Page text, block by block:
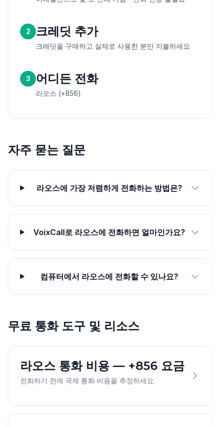
2 크레딧 추가
크레딧을 구매하고 실제로 사용한 분만 지불하세요
3 어디든 전화
라오스 (+856)
자주 묻는 질문
라오스에 가장 저렴하게 전화하는 방법은?
VoixCall로 라오스에 전화하면 얼마인가요?
컴퓨터에서 라오스에 전화할 수 있나요?
무료 통화 도구 및 리소스
라오스 통화 비용 — +856 요금
전화하기 전에 국제 통화 비용을 추정하세요.